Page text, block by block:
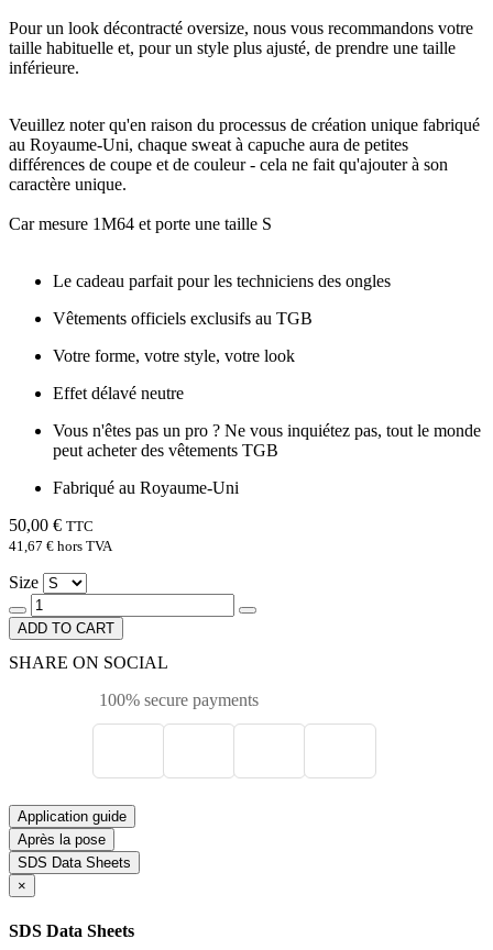
Pour un look décontracté oversize, nous vous recommandons votre
taille habituelle et, pour un style plus ajusté, de prendre une taille
inférieure.
Veuillez noter qu'en raison du processus de création unique fabriqué
au Royaume-Uni, chaque sweat à capuche aura de petites
différences de coupe et de couleur - cela ne fait qu'ajouter à son
caractère unique.
Car mesure 1M64 et porte une taille S
Le cadeau parfait pour les techniciens des ongles
Vêtements officiels exclusifs au TGB
Votre forme, votre style, votre look
Effet délavé neutre
Vous n'êtes pas un pro ? Ne vous inquiétez pas, tout le monde
peut acheter des vêtements TGB
Fabriqué au Royaume-Uni
50,00 € TTC
41,67 € hors TVA
Size
ADD TO CART
SHARE ON SOCIAL
100% secure payments
Application guide
Après la pose
SDS Data Sheets
×
SDS Data Sheets